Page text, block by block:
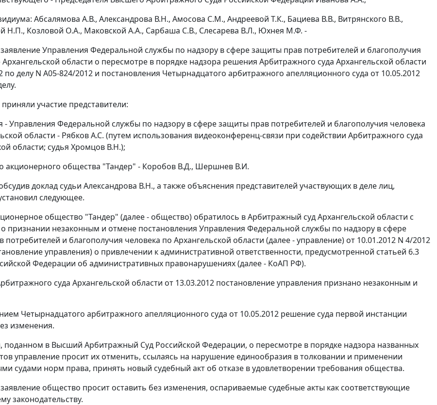
Абсалямова А.В., Александрова В.Н., Амосова С.М., Андреевой Т.К., Бациева В.В., Витрянского В.В.,
Н.П., Козловой О.А., Маковской А.А., Сарбаша С.В., Слесарева В.Л., Юхнея М.Ф. -
Управления Федеральной службы по надзору в сфере защиты прав потребителей и благополучия
Архангельской области о пересмотре в порядке надзора решения Арбитражного суда Архангельской области
по делу N А05-824/2012 и постановления Четырнадцатого арбитражного апелляционного суда от 10.05.2012
участие представители:
- Управления Федеральной службы по надзору в сфере защиты прав потребителей и благополучия человека
области - Рябков А.С. (путем использования видеоконференц-связи при содействии Арбитражного суда
области; судья Хромцов В.Н.);
акционерного общества "Тандер" - Коробов В.Д., Шершнев В.И.
доклад судьи Александрова В.Н., а также объяснения представителей участвующих в деле лиц,
следующее.
общество "Тандер" (далее - общество) обратилось в Арбитражный суд Архангельской области с
признании незаконным и отмене постановления Управления Федеральной службы по надзору в сфере
и благополучия человека по Архангельской области (далее - управление) от 10.01.2012 N 4/2012
управления) о привлечении к административной ответственности, предусмотренной статьей 6.3
Федерации об административных правонарушениях (далее - КоАП РФ).
суда Архангельской области от 13.03.2012 постановление управления признано незаконным и
Четырнадцатого арбитражного апелляционного суда от 10.05.2012 решение суда первой инстанции
изменения.
поданном в Высший Арбитражный Суд Российской Федерации, о пересмотре в порядке надзора названных
управление просит их отменить, ссылаясь на нарушение единообразия в толковании и применении
судами норм права, принять новый судебный акт об отказе в удовлетворении требования общества.
общество просит оставить без изменения, оспариваемые судебные акты как соответствующие
законодательству.